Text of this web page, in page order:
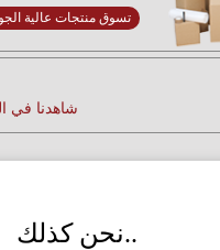
تسوق منتجات عالية
شاهدنا في
نحن كذلك..